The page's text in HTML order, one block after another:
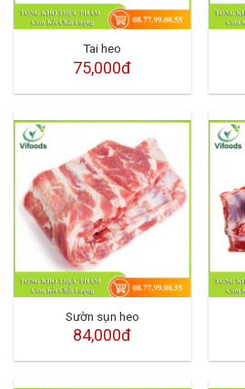
Tai heo
75,000đ
Sườn sụn heo
84,000đ